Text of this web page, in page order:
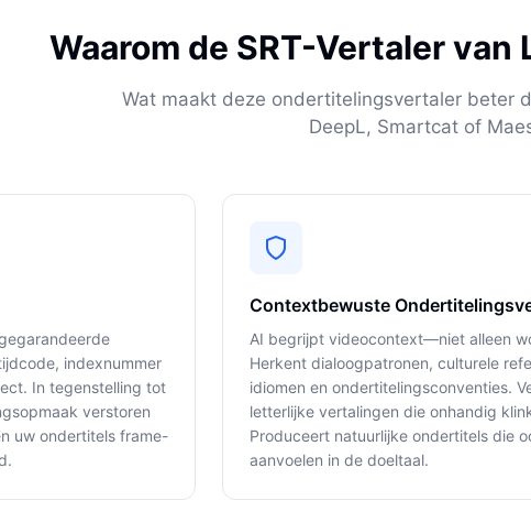
Waarom de SRT-Vertaler van
Wat maakt deze ondertitelingsvertaler beter
DeepL, Smartcat of
indexnummer
In tegenstelling tot
verstoren
uw ondertitels frame-
Contextbewuste
AI begrijpt videocontext—niet alleen
Herkent dialoogpatronen, culturele
idiomen en ondertitelingsconventies.
letterlijke vertalingen die onhandig
Produceert natuurlijke ondertitels die
aanvoelen in de doeltaal.